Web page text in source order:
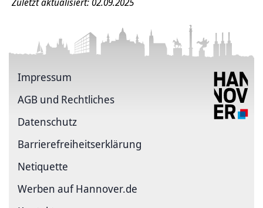
Impressum
AGB und Rechtliches
Datenschutz
Barriere­freiheits­erklärung
Netiquette
Werben auf Hannover.de